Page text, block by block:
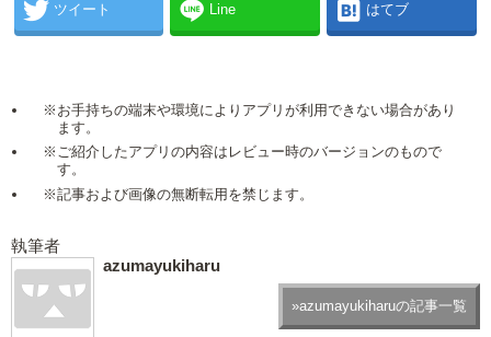
ツイート Line はてブ
※お手持ちの端末や環境によりアプリが利用できない場合があり
ます。
※ご紹介したアプリの内容はレビュー時のバージョンのもので
す。
※記事および画像の無断転用を禁じます。
執筆者
azumayukiharu
»azumayukiharuの記事一覧